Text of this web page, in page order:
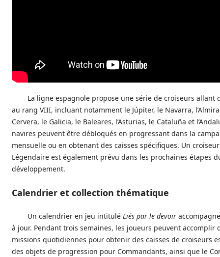
La ligne espagnole propose une série de croiseurs allant
au rang VIII, incluant notamment le Júpiter, le Navarra,
Cervera, le Galicia, le Baleares, l’Asturias, le Cataluña et
navires peuvent être débloqués en progressant dans la
mensuelle ou en obtenant des caisses spécifiques. Un
Légendaire est également prévu dans les prochaines étapes
développement.
Calendrier et collection thématique
Un calendrier en jeu intitulé Liés par le devoir
à jour. Pendant trois semaines, les joueurs peuvent accomplir
missions quotidiennes pour obtenir des caisses de croiseurs
des objets de progression pour Commandants, ainsi que le